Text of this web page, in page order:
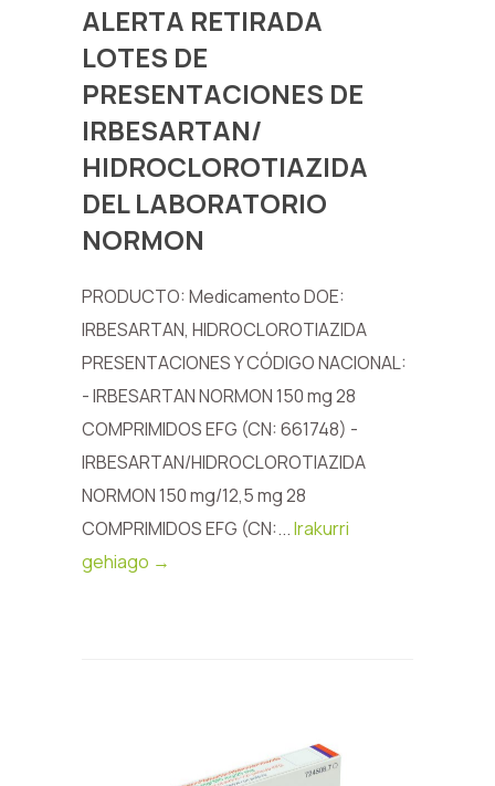
ALERTA RETIRADA
LOTES DE
PRESENTACIONES DE
IRBESARTAN/
HIDROCLOROTIAZIDA
DEL LABORATORIO
NORMON
PRODUCTO: Medicamento DOE:
IRBESARTAN, HIDROCLOROTIAZIDA
PRESENTACIONES Y CÓDIGO NACIONAL:
- IRBESARTAN NORMON 150 mg 28
COMPRIMIDOS EFG (CN: 661748) -
IRBESARTAN/HIDROCLOROTIAZIDA
NORMON 150 mg/12,5 mg 28
COMPRIMIDOS EFG (CN:...Irakurri
gehiago →